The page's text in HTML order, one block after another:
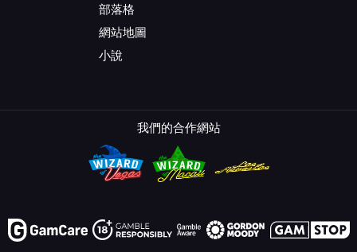
部落格
網站地圖
小說
我們的合作網站